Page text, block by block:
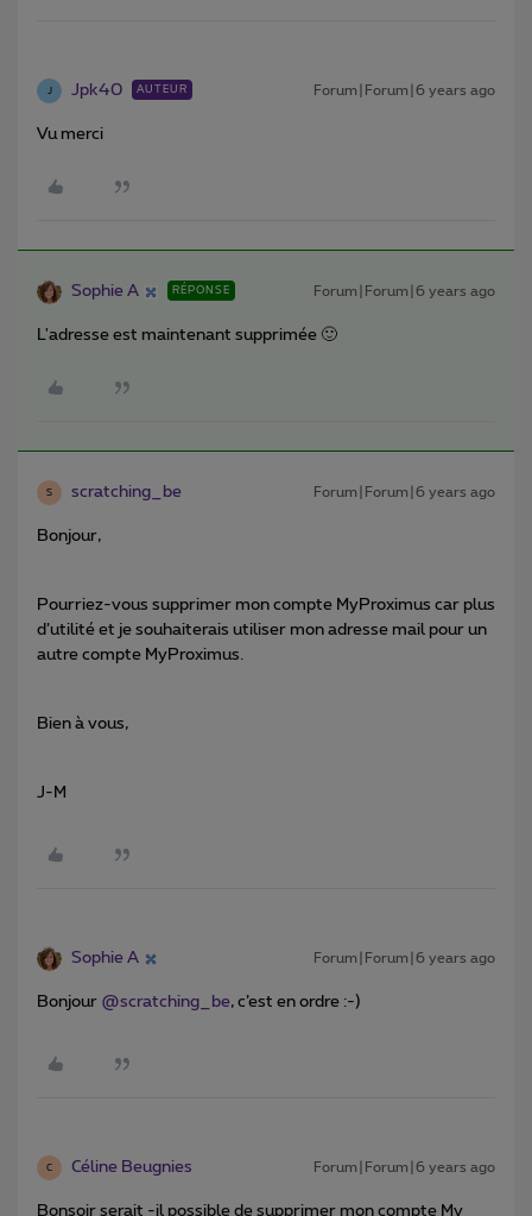
J Jpk40 AUTEUR Forum|Forum|6 years ago
Vu merci
Sophie A RÉPONSE Forum|Forum|6 years ago
L'adresse est maintenant supprimée 🙂
S scratching_be Forum|Forum|6 years ago
Bonjour,
Pourriez-vous supprimer mon compte MyProximus car plus
d’utilité et je souhaiterais utiliser mon adresse mail pour un
autre compte MyProximus.
Bien à vous,
J-M
Sophie A Forum|Forum|6 years ago
Bonjour @scratching_be, c’est en ordre :-)
C Céline Beugnies Forum|Forum|6 years ago
Bonsoir serait -il possible de supprimer mon compte My